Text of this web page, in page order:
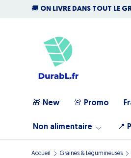
🚚 ON LIVRE DANS TOUT LE
🎁 New 🚨 Promo
Non alimentaire 📍
Accueil Graines & Légumineuses